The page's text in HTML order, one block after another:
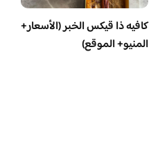
كافيه ذا قيكس الخبر (الأسعار+
المنيو+ الموقع)